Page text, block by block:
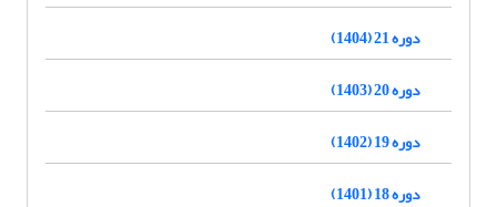
دوره 21 (1404)
دوره 20 (1403)
دوره 19 (1402)
دوره 18 (1401)